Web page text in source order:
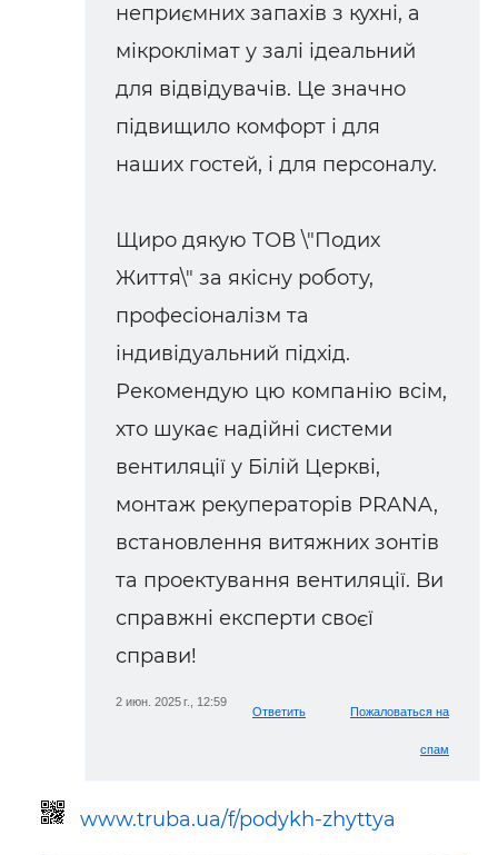
неприємних запахів з кухні, а
мікроклімат у залі ідеальний
для відвідувачів. Це значно
підвищило комфорт і для
наших гостей, і для персоналу.
Щиро дякую ТОВ \"Подих
Життя\" за якісну роботу,
професіоналізм та
індивідуальний підхід.
Рекомендую цю компанію всім,
хто шукає надійні системи
вентиляції у Білій Церкві,
монтаж рекуператорів PRANA,
встановлення витяжних зонтів
та проектування вентиляції. Ви
справжні експерти своєї
справи!
2 июн. 2025 г., 12:59
Ответить Пожаловаться на
спам
www.truba.ua/f/podykh-zhyttya